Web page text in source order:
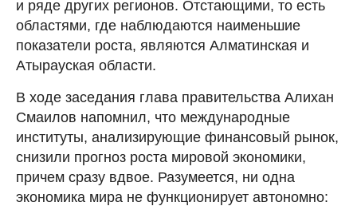
и ряде других регионов. Отстающими, то есть
областями, где наблюдаются наименьшие
показатели роста, являются Алматинская и
Атырауская области.
В ходе заседания глава правительства Алихан
Смаилов напомнил, что международные
институты, анализирующие финансовый рынок,
снизили прогноз роста мировой экономики,
причем сразу вдвое. Разумеется, ни одна
экономика мира не функционирует автономно: